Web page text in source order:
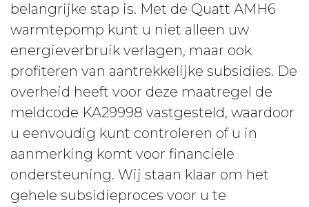
belangrijke stap is. Met de Quatt AMH6
warmtepomp kunt u niet alleen uw
energieverbruik verlagen, maar ook
profiteren van aantrekkelijke subsidies. De
overheid heeft voor deze maatregel de
meldcode KA29998 vastgesteld, waardoor
u eenvoudig kunt controleren of u in
aanmerking komt voor financiële
ondersteuning. Wij staan klaar om het
gehele subsidieproces voor u te